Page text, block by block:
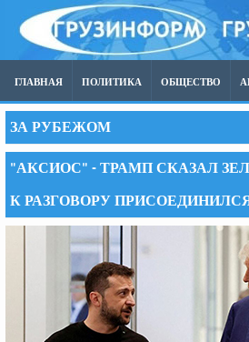
ГЛАВНАЯ ПОЛИТИКА ОБЩЕСТВО
ЗА РУБЕЖОМ
"АКСИОС" - ТРАМП СКАЗАЛ
К РАЗГОВОРУ